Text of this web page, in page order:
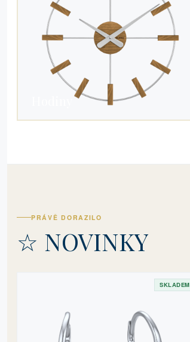
PRÁVĚ DORAZILO
☆ NOVINKY
SKLADEM